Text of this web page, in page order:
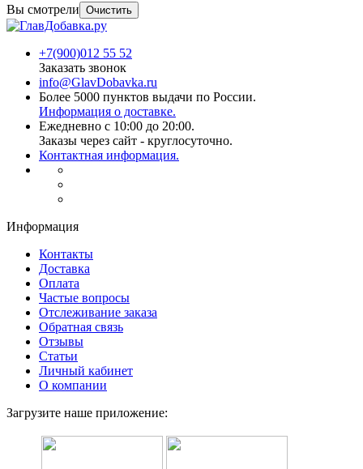
Вы смотрели Очистить
+7(900)012 55 52
Заказать звонок
info@GlavDobavka.ru
Более 5000 пунктов выдачи по России.
Информация о доставке.
Ежедневно с 10:00 до 20:00.
Заказы через сайт - круглосуточно.
Контактная информация.
Информация
Контакты
Доставка
Оплата
Частые вопросы
Отслеживание заказа
Обратная связь
Отзывы
Статьи
Личный кабинет
О компании
Загрузите наше приложение: